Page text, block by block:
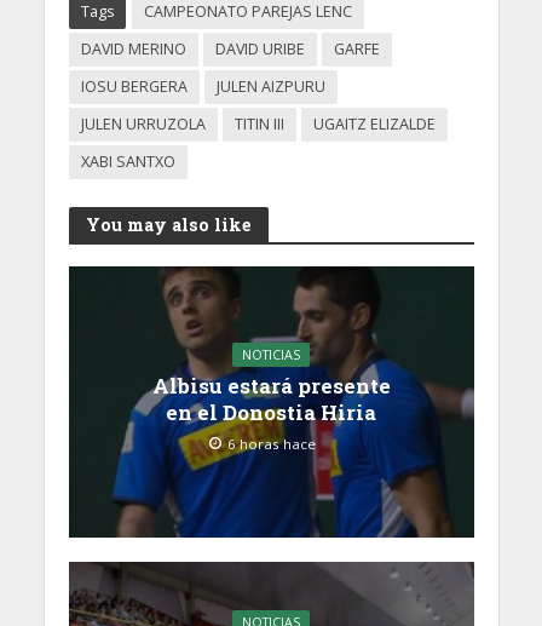
Tags
CAMPEONATO PAREJAS LENC
DAVID MERINO
DAVID URIBE
GARFE
IOSU BERGERA
JULEN AIZPURU
JULEN URRUZOLA
TITIN III
UGAITZ ELIZALDE
XABI SANTXO
You may also like
NOTICIAS
Albisu estará presente
en el Donostia Hiria
6 horas hace